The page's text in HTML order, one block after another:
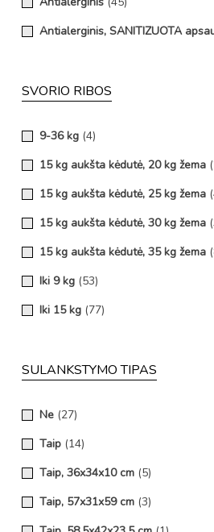
suaugusiems (1)
Antialerginis, SANITIZUOTA
EN 716(50)
EN 716-1+AC:2019-07
EN 1130, EN 16890
EN 16890, EN 1130
EN 16890, EN 1130, EN 716
Galimybė pridėti apsauginį turėklą
OEKO-TEX® Standard 100
PN-EN 716-1+AC:2019-07
Pritaikyta augančiam vaikui
Saugus vaikams
(22)
Transformuojama į sofą
SVORIO RIBOS
9-36 kg (4)
15 kg aukšta kėdutė, 20 kg žema
15 kg aukšta kėdutė, 25 kg žema
15 kg aukšta kėdutė, 30 kg žema
15 kg aukšta kėdutė, 35 kg žema
Iki 9 kg (53)
Iki 15 kg (77)
iki 40 kg(3)
SULANKSTYMO TIPAS
Ne (27)
Taip (14)
Taip, 36x34x10 cm (5)
Taip, 57x31x59 cm (3)